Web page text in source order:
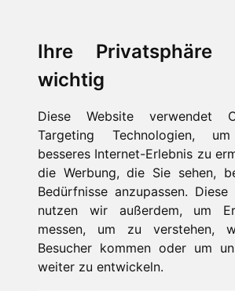
Ihre
wichtig
Diese Website verwendet
Targeting Technologien,
besseres Internet-Erlebnis zu
die Werbung, die Sie sehen,
Bedürfnisse anzupassen. Diese
nutzen wir außerdem, um
messen, um zu verstehen,
Besucher kommen oder um
weiter zu entwickeln.